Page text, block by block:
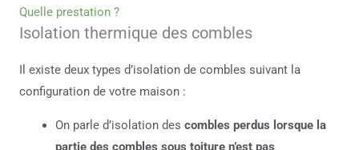
Quelle prestation ?
Isolation thermique des combles
Il existe deux types d’isolation de combles suivant la
configuration de votre maison :
On parle d’isolation des combles perdus lorsque la
partie des combles sous toiture n’est pas